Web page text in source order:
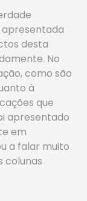
desta
No
como são
à
que
apresentado
em
a falar muito
colunas